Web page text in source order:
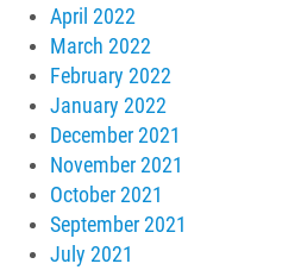
April 2022
March 2022
February 2022
January 2022
December 2021
November 2021
October 2021
September 2021
July 2021